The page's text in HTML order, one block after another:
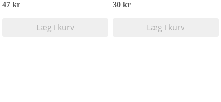
47 kr
Læg i kurv
30 kr
Læg i kurv